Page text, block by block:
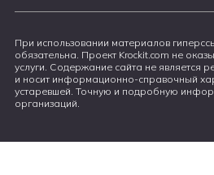
При использовании материалов
обязательна. Проект Krockit.com не
услуги. Содержание сайта не является
и носит информационно-справочный
устаревшей. Точную и подробную
организаций.